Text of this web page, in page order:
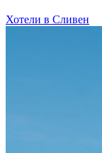
Хотели в Сливен